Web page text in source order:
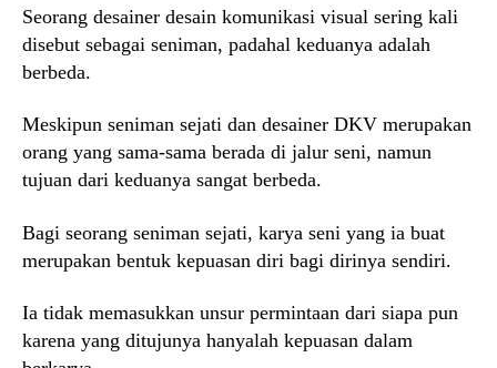
Seorang desainer desain komunikasi visual sering kali
disebut sebagai seniman, padahal keduanya adalah
berbeda.
Meskipun seniman sejati dan desainer DKV merupakan
orang yang sama-sama berada di jalur seni, namun
tujuan dari keduanya sangat berbeda.
Bagi seorang seniman sejati, karya seni yang ia buat
merupakan bentuk kepuasan diri bagi dirinya sendiri.
Ia tidak memasukkan unsur permintaan dari siapa pun
karena yang ditujunya hanyalah kepuasan dalam